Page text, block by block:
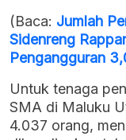
(Baca: Jumlah
Sidenreng
Pengangguran
Untuk tenaga
SMA di Maluku
4.037 orang,